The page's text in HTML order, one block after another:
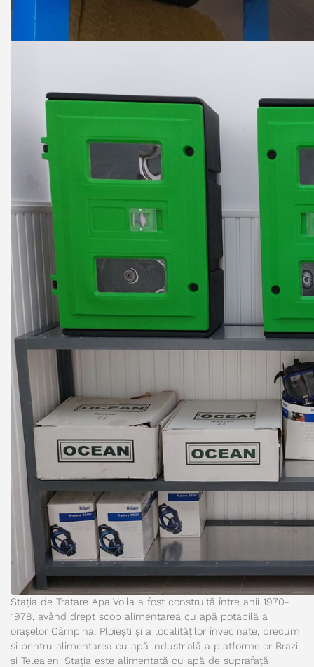
Stația de Tratare Apa Voila a fost construită între anii 1970-
1978, având drept scop alimentarea cu apă potabilă a
orașelor Câmpina, Ploiești și a localităților învecinate, precum
și pentru alimentarea cu apă industrială a platformelor Brazi
și Teleajen. Stația este alimentată cu apă de suprafață